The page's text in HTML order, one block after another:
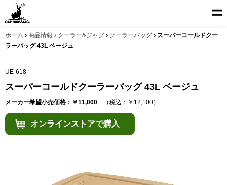
ホーム 商品情報 クーラー&ジャグ クーラーバッグ
スーパーコールドクー
ラーバッグ 43L ベージュ
UE-618
スーパーコールドクーラーバッグ 43L ベージュ
メーカー希望小売価格：￥11,000 （税込：￥12,100）
オンラインストアで購入